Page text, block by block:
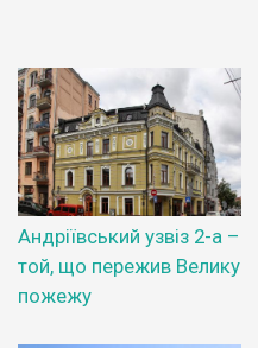
Андріївський узвіз 2-а –
той, що пережив Велику
пожежу